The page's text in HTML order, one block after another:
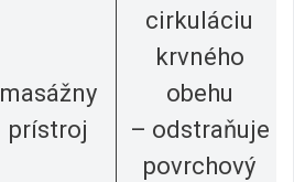
masážny
prístroj
cirkuláciu
krvného
obehu
– odstraňuje
povrchový